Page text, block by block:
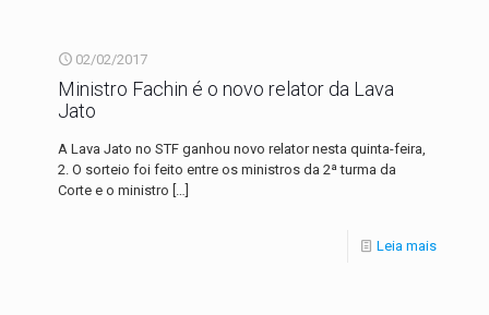
02/02/2017
Ministro Fachin é o novo relator da Lava
Jato
A Lava Jato no STF ganhou novo relator nesta quinta-feira,
2. O sorteio foi feito entre os ministros da 2ª turma da
Corte e o ministro […]
Leia mais